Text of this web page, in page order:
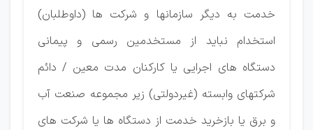
خدمت به دیگر سازمانها و شرکت ها (داوطلبان)
استخدام نباید از مستخدمین رسمی و پیمانی
دستگاه های اجرایی یا کارکنان مدت معین / دائم
شرکتهای وابسته (غیردولتی) زیر مجموعه صنعت آب
و برق یا بازخرید خدمت از دستگاه ها یا شرکت های